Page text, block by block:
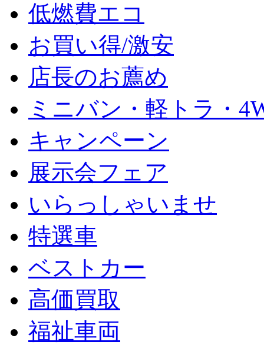
低燃費エコ
お買い得/激安
店長のお薦め
ミニバン・軽トラ・
キャンペーン
展示会フェア
いらっしゃいませ
特選車
ベストカー
高価買取
福祉車両